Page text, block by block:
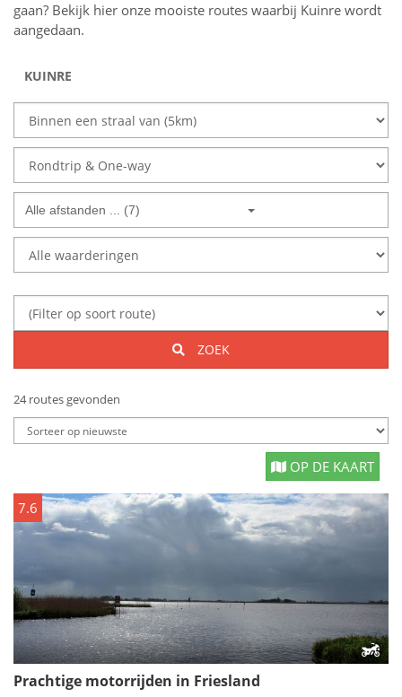
gaan? Bekijk hier onze mooiste routes waarbij Kuinre wordt
aangedaan.
Alle afstanden ... (7)
ZOEK
24 routes gevonden
OP DE KAART
7.6
Prachtige motorrijden in Friesland